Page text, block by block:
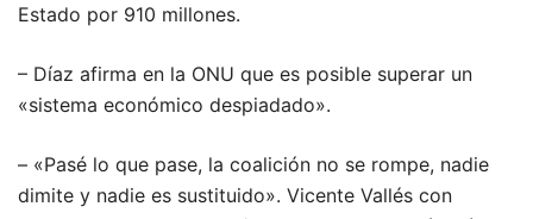
Estado por 910 millones.
– Díaz afirma en la ONU que es posible superar un
«sistema económico despiadado».
– «Pasé lo que pase, la coalición no se rompe, nadie
dimite y nadie es sustituido». Vicente Vallés con